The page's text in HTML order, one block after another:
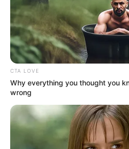
CTA LOVE
Why everything you thought you
wrong